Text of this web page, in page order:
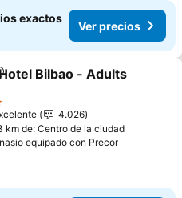
exactos
Ver precios
a favoritos
Bilbao - Adults
4.026
km de: Centro de la ciudad
equipado con PrecorVer